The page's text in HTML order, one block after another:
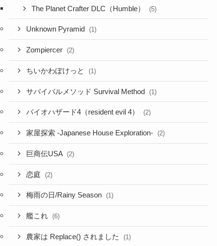
The Planet Crafter DLC（Humble） (5)
Unknown Pyramid (1)
Zompiercer (2)
ちいかわぽけっと (1)
サバイバルメソッド Survival Method (1)
バイオハザード4（resident evil 4） (2)
家屋探索 -Japanese House Exploration- (2)
巨商伝USA (2)
恋庭 (2)
梅雨の日/Rainy Season (1)
艦これ (6)
農家は Replace() されました (1)